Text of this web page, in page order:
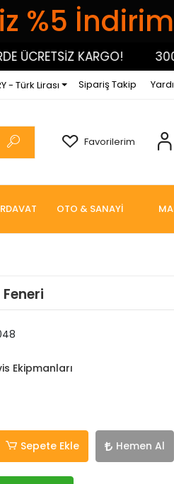
%5
KARGO! 3000
- Türk Lirası Sipariş Takip
Favorilerim
OTO & SANAYİ
Ekipmanları
Sepete Ekle Hemen Al